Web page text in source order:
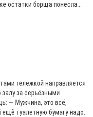
остатки борща понесла...
тележкой направляется
за серьёзными
— Мужчина, это всё,
туалетную бумагу надо.